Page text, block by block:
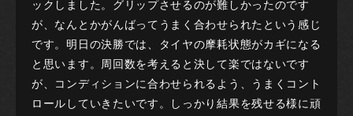
ックしました。グリップさせるのが難しかったのです
が、なんとかがんばってうまく合わせられたという感じ
です。明日の決勝では、タイヤの摩耗状態がカギになる
と思います。周回数を考えると決して楽ではないです
が、コンディションに合わせられるよう、うまくコント
ロールしていきたいです。しっかり結果を残せる様に頑